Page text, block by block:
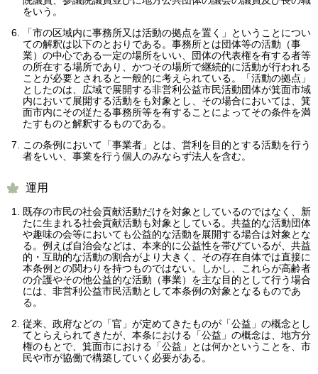
をいう。
「市の区域内に事務所又は活動の拠点を置く」ということについ
ての解釈は以下のとおりである。事務所とは団体等の活動（事
業）の中心である一定の場所をいい、団体の代表権を有する者等
の所在する場所であり、かつその場所で継続的に活動が行われる
ことが必要とされると一般的に考えられている。「活動の拠点」
としたのは、広域で展開する非営利公益市民活動団体が箕面市域
内において展開する活動をも対象とし、その場合においては、箕
面市内にその従たる事務所等を有することによってその条件を満
たすものと解釈するものである。
この条例において「事業者」とは、営利を目的とする活動を行う
者をいい、事業を行う個人のみならず法人を含む。
運用
既存の市民の社会貢献活動だけを対象としているのではなく、新
たに生まれる社会貢献活動も対象としている。共益的な活動団体
や趣味の会等においても公益的な活動を展開する場合は対象とな
る。例えば自治会などは、本来的に公益性を帯びているが、共益
的・互助的な活動の割合がより大きく、その存在自体では直接に
本条例との関わりを持つものではない。しかし、これらが高齢者
の介護やその他公益的な活動（事業）を主な目的として行う場合
には、非営利公益市民活動として本条例の対象となるものであ
る。
従来、政府などの「官」が定めてきたものが「公益」の概念とし
てとらえられてきたが、本条における「公益」の概念は、地方分
権のもとで、箕面市における「公益」とは何かということを、市
民や市が協働で構築していく必要がある。